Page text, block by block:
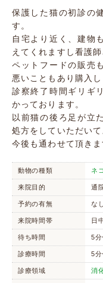
保護した猫の初診の
す。
自宅より近く、建物
えてくれますし看護師
ペットフードの販売
悪いこともあり購入し
診察終了時間ギリギ
かっております。
以前猫の後ろ足が立
処方をしていただいて
今後も通わせて頂きま
動物の種類 ネコ
来院目的 通
予約の有無 なし
来院時間帯 日
待ち時間 5
診療時間 5
診療領域 消